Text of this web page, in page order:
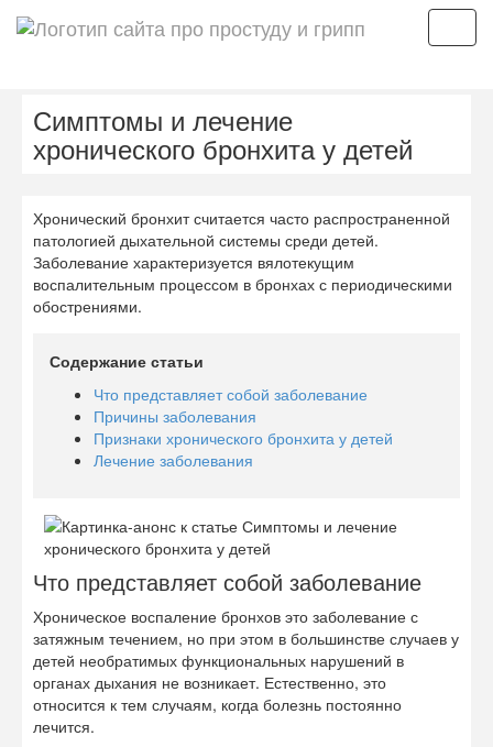
Симптомы и лечение
хронического бронхита у детей
Хронический бронхит считается часто распространенной
патологией дыхательной системы среди детей.
Заболевание характеризуется вялотекущим
воспалительным процессом в бронхах с периодическими
обострениями.
Содержание статьи
Что представляет собой заболевание
Причины заболевания
Признаки хронического бронхита у детей
Лечение заболевания
Что представляет собой заболевание
Хроническое воспаление бронхов это заболевание с
затяжным течением, но при этом в большинстве случаев у
детей необратимых функциональных нарушений в
органах дыхания не возникает. Естественно, это
относится к тем случаям, когда болезнь постоянно
лечится.